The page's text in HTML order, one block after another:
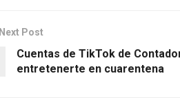
Next Post
Cuentas de TikTok de
entretenerte en cuarentena